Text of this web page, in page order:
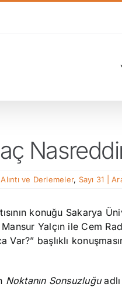
Alıntı ve Derlemeler, Sayı 31 |
konuğu Sakarya
Yalçın ile Cem
Var?” başlıklı
Noktanın Sonsuzluğu